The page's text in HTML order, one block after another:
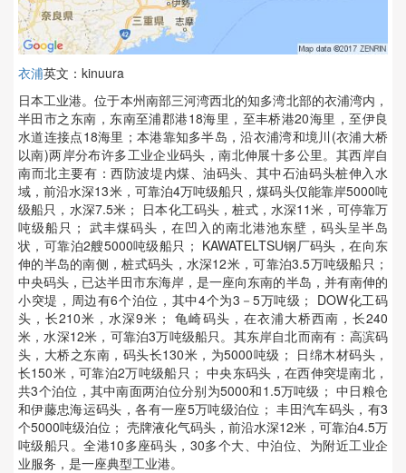
衣浦英文：kinuura
日本工业港。位于本州南部三河湾西北的知多湾北部的衣浦湾内，
半田市之东南，东南至浦郡港18海里，至丰桥港20海里，至伊良
水道连接点18海里；本港靠知多半岛，沿衣浦湾和境川(衣浦大桥
以南)两岸分布许多工业企业码头，南北伸展十多公里。其西岸自
南而北主要有：西防波堤内煤、油码头、其中石油码头桩伸入水
域，前沿水深13米，可靠泊4万吨级船只，煤码头仅能靠岸5000吨
级船只，水深7.5米； 日本化工码头，桩式，水深11米，可停靠万
吨级船只； 武丰煤码头，在凹入的南北港池东壁，码头呈半岛
状，可靠泊2艘5000吨级船只； KAWATELTSU钢厂码头，在向东
伸的半岛的南侧，桩式码头，水深12米，可靠泊3.5万吨级船只；
中央码头，已达半田市东海岸，是一座向东南的半岛，并有南伸的
小突堤，周边有6个泊位，其中4个为3－5万吨级； DOW化工码
头，长210米，水深9米； 龟崎码头，在衣浦大桥西南，长240
米，水深12米，可靠泊3万吨级船只。其东岸自北而南有：高滨码
头，大桥之东南，码头长130米，为5000吨级； 日绵木材码头，
长150米，可靠泊2万吨级船只； 中央东码头，在西伸突堤南北，
共3个泊位，其中南面两泊位分别为5000和1.5万吨级； 中日粮仓
和伊藤忠海运码头，各有一座5万吨级泊位； 丰田汽车码头，有3
个5000吨级泊位； 壳牌液化气码头，前沿水深12米，可靠泊4.5万
吨级船只。全港10多座码头，30多个大、中泊位、为附近工业企
业服务，是一座典型工业港。